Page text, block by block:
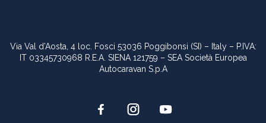
Via Val d’Aosta, 4 loc. Fosci 53036 Poggibonsi (SI) – Italy – P.IVA:
IT 03345730968 R.E.A. SIENA 121759 – SEA Società Europea
Autocaravan S.p.A